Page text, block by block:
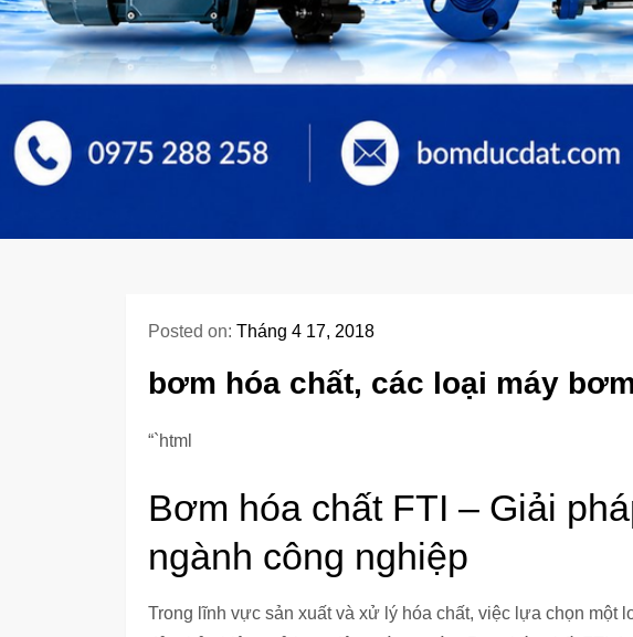
Posted on: Tháng 4 17, 2018
bơm hóa chất, các loại máy
“`html
Bơm hóa chất FTI – Giải
ngành công nghiệp
Trong lĩnh vực sản xuất và xử lý hóa chất, việc lựa chọn một